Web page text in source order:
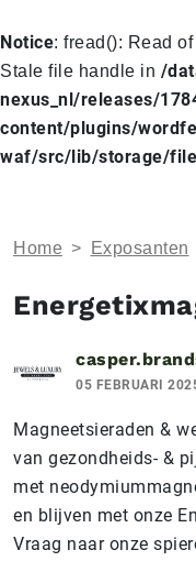
Notice: fread(): Read
Stale file handle in /
nexus_nl/releases/
content/plugins/
waf/src/lib/storage/
Home > Exposanten
05 FEBRUARI
Magneetsieraden &
van gezondheids- &
met
en blijven met onze
Vraag naar onze